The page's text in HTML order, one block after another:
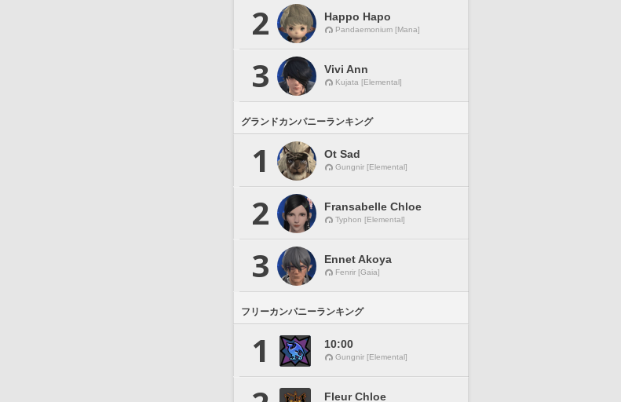
2 Happo Hapo
Pandaemonium [Mana]
3 Vivi Ann
Kujata [Elemental]
グランドカンパニーランキング
1 Ot Sad
Gungnir [Elemental]
2 Fransabelle Chloe
Typhon [Elemental]
3 Ennet Akoya
Fenrir [Gaia]
フリーカンパニーランキング
1 10:00
Gungnir [Elemental]
Fleur Chloe